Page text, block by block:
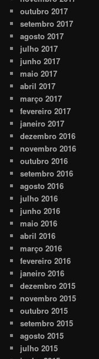
outubro 2017
setembro 2017
agosto 2017
julho 2017
junho 2017
maio 2017
abril 2017
março 2017
fevereiro 2017
janeiro 2017
dezembro 2016
novembro 2016
outubro 2016
setembro 2016
agosto 2016
julho 2016
junho 2016
maio 2016
abril 2016
março 2016
fevereiro 2016
janeiro 2016
dezembro 2015
novembro 2015
outubro 2015
setembro 2015
agosto 2015
julho 2015